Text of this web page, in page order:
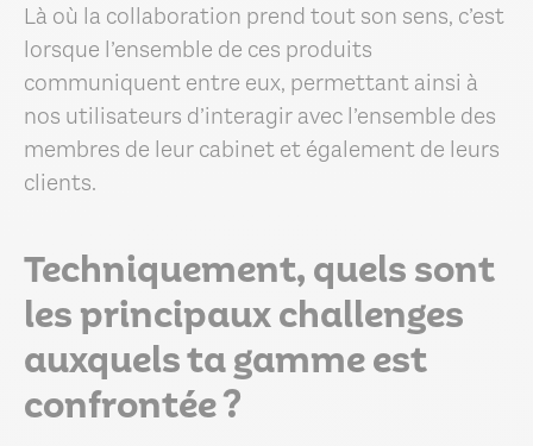
Là où la collaboration prend tout son sens, c’est
lorsque l’ensemble de ces produits
communiquent entre eux, permettant ainsi à
nos utilisateurs d’interagir avec l’ensemble des
membres de leur cabinet et également de leurs
clients.
Techniquement, quels sont
les principaux challenges
auxquels ta gamme est
confrontée ?